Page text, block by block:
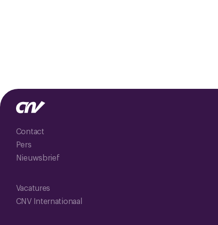
Contact
Pers
Nieuwsbrief
Vacatures
CNV Internationaal